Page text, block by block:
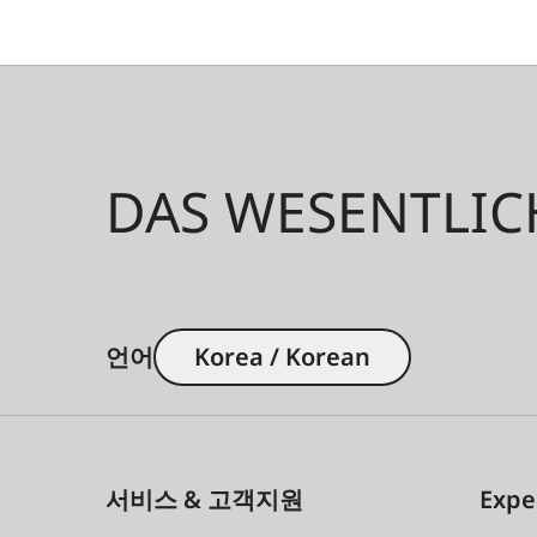
DAS
언어 Korea / Korean
서비스 & 고객지원